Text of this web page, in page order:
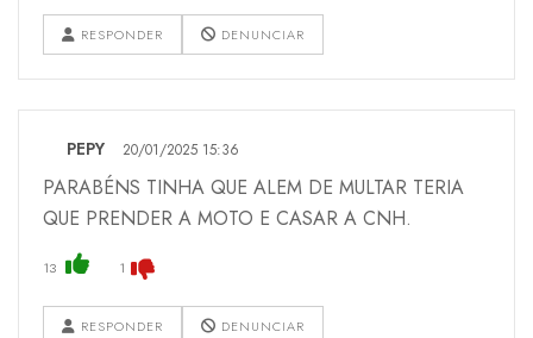
RESPONDER DENUNCIAR
PEPY 20/01/2025 15:36
PARABÉNS TINHA QUE ALEM DE MULTAR TERIA
QUE PRENDER A MOTO E CASAR A CNH.
13 1
RESPONDER DENUNCIAR